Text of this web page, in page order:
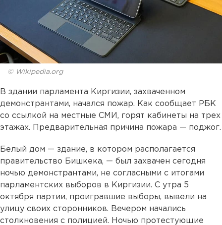
© Wikipedia.org
В здании парламента Киргизии, захваченном
демонстрантами, начался пожар. Как сообщает РБК
со ссылкой на местные СМИ, горят кабинеты на трех
этажах. Предварительная причина пожара — поджог.
Белый дом — здание, в котором располагается
правительство Бишкека, — был захвачен сегодня
ночью демонстрантами, не согласными с итогами
парламентских выборов в Киргизии. С утра 5
октября партии, проигравшие выборы, вывели на
улицу своих сторонников. Вечером начались
столкновения с полицией. Ночью протестующие